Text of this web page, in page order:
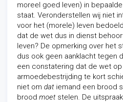
moreel goed leven) in
staat. Veronderstellen wij niet
voor het (morele) leven
dat de wet dus in dienst
leven? De opmerking over het
dus ook geen aanklacht tegen
een constatering dat de wet op
armoedebestrijding te kort
niet om dat iemand een brood
brood moet stelen. De